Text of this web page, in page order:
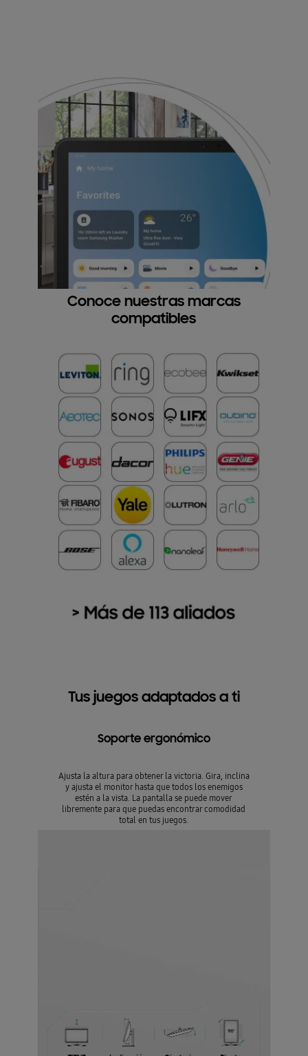
Conoce nuestras marcas
compatibles
Tus juegos adaptados a ti
Soporte ergonómico
Ajusta la altura para obtener la victoria. Gira, inclina
y ajusta el monitor hasta que todos los enemigos
estén a la vista. La pantalla se puede mover
libremente para que puedas encontrar comodidad
total en tus juegos.